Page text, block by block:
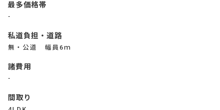
最多価格帯
-
私道負担・道路
無・公道 幅員6ｍ
諸費用
-
間取り